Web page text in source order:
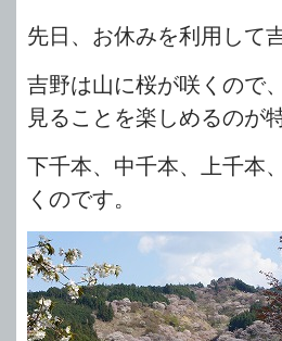
先日、お休みを利用して
吉野は山に桜が咲くので
見ることを楽しめるのが
下千本、中千本、上千本
くのです。